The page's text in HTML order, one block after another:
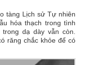
trùng
tàng Lịch sử Tự nhiên
hóa thạch trong tình
dạ dày vẫn còn.
răng chắc khỏe để có